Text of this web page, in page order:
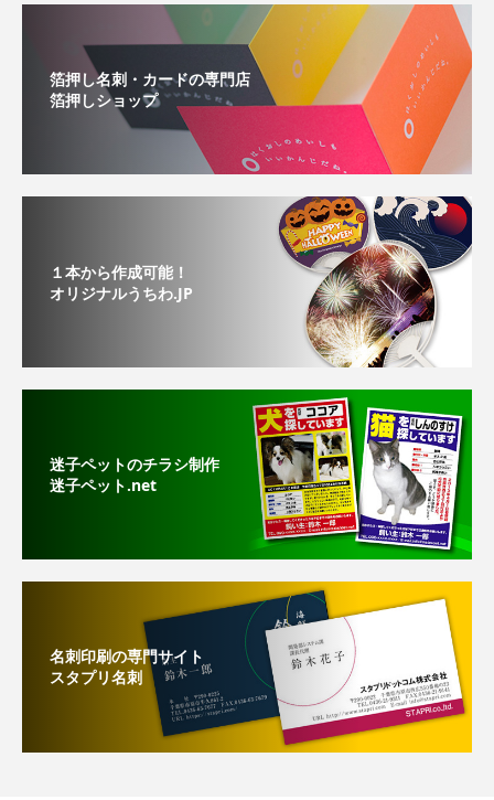
箔押し名刺・カードの専門店
箔押しショップ
１本から作成可能！
オリジナルうちわ.JP
迷子ペットのチラシ制作
迷子ペット.net
名刺印刷の専門サイト
スタプリ名刺